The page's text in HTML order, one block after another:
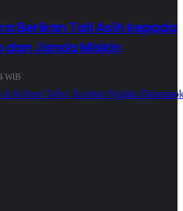
Berikan Tali Asih kepada
dan Janda Miskin
WIB